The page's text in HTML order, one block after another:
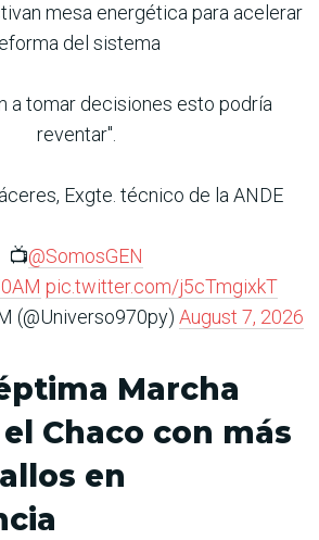
mesa energética para acelerar
del sistema
a tomar decisiones esto podría
reventar".
Exgte. técnico de la ANDE
📺@SomosGEN
pic.twitter.com/j5cTmgixkT
(@Universo970py) August 7, 2026
Marcha
Chaco con más
en